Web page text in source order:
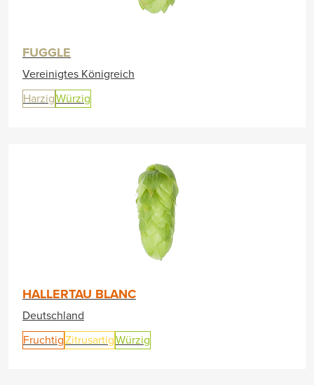
FUGGLE
Vereinigtes Königreich
HarzigWürzig
HALLERTAU BLANC
Deutschland
FruchtigZitrusartigWürzig